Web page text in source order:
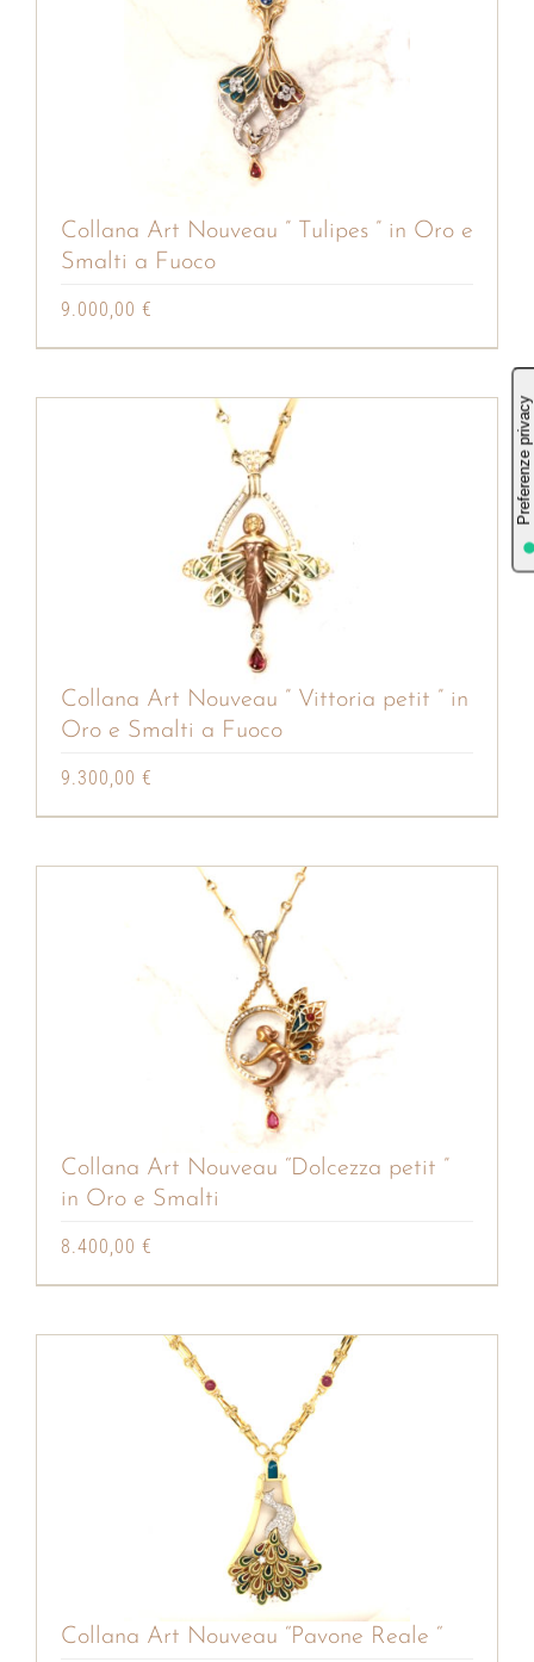
Collana Art Nouveau ” Tulipes ” in Oro e
Smalti a Fuoco
9.000,00 €
Collana Art Nouveau ” Vittoria petit ” in
Oro e Smalti a Fuoco
9.300,00 €
Collana Art Nouveau “Dolcezza petit ”
in Oro e Smalti
8.400,00 €
Collana Art Nouveau “Pavone Reale “